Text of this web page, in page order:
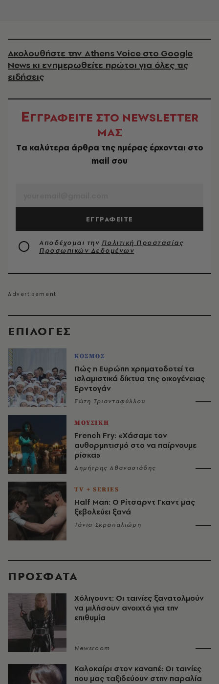
EΠΙΛΟΓΈΣ
ΚΟΣΜΟΣ
Πώς η Ευρώπη χρηματοδοτεί τα
ισλαμιστικά δίκτυα της οικογένειας
Ερντογάν
Σώτη Τριανταφύλλου
ΜΟΥΣΙΚΗ
French Fry: «Χάσαμε τον
αυθορμητισμό στο να παίρνουμε
ρίσκα»
Δημήτρης Αθανασιάδης
TV + SERIES
Half Man: Ο Ρίτσαρντ Γκαντ μας
ξεβολεύει ξανά
Τάνια Σκραπαλιώρη
Ακολουθήστε την Athens Voice στο Google
News κι ενημερωθείτε πρώτοι για όλες τις
ειδήσεις
ΕΓΓΡΑΦΕΙΤΕ ΣΤΟ NEWSLETTER
ΜΑΣ
Tα καλύτερα άρθρα της ημέρας έρχονται στο
mail σου
ΕΓΓΡΑΦΕΙΤΕ
Αποδέχομαι την Πολιτική Προστασίας
Προσωπικών Δεδομένων
ΠΡΟΣΦΑΤΑ
Χόλιγουντ: Οι ταινίες ξανατολμούν
να μιλήσουν ανοιχτά για την
επιθυμία
Newsroom
Καλοκαίρι στον καναπέ: Οι ταινίες
που μας ταξιδεύουν στην παραλία